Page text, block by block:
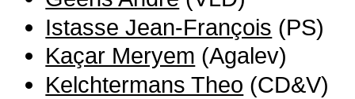
Istasse Jean-François (PS)
Kaçar Meryem (Agalev)
Kelchtermans Theo (CD&V)